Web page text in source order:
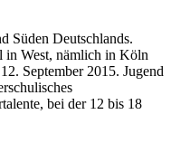
Süden Deutschlands.
in West, nämlich in Köln
September 2015. Jugend
bei der 12 bis 18